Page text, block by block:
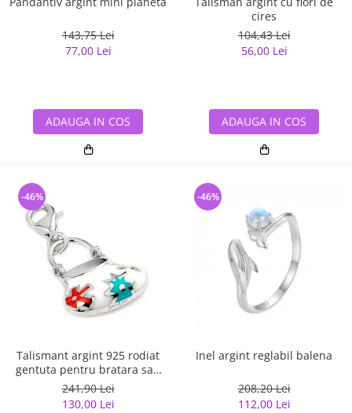
143,75 Lei
77,00 Lei
ADAUGA IN COS
cires
104,43 Lei
56,00 Lei
ADAUGA IN COS
Talismant argint 925 rodiat
gentuta pentru bratara sau
lant
241,90 Lei
130,00 Lei
-46%
Inel argint reglabil balena
208,20 Lei
112,00 Lei
-46%